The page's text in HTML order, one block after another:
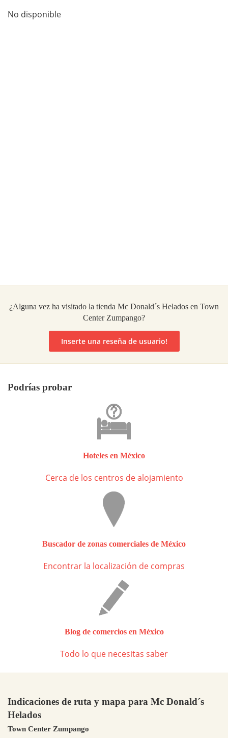
No disponible
¿Alguna vez ha visitado la tienda Mc Donald´s Helados en Town
Center Zumpango?
Inserte una reseña de usuario!
Podrías probar
Hoteles en México
Cerca de los centros de alojamiento
Buscador de zonas comerciales de México
Encontrar la localización de compras
Blog de comercios en México
Todo lo que necesitas saber
Indicaciones de ruta y mapa para Mc Donald´s
Helados
Town Center Zumpango